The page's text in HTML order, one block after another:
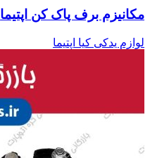
مکانیزم برف پاک کن اپتیما
لوازم یدکی کیا اپتیما